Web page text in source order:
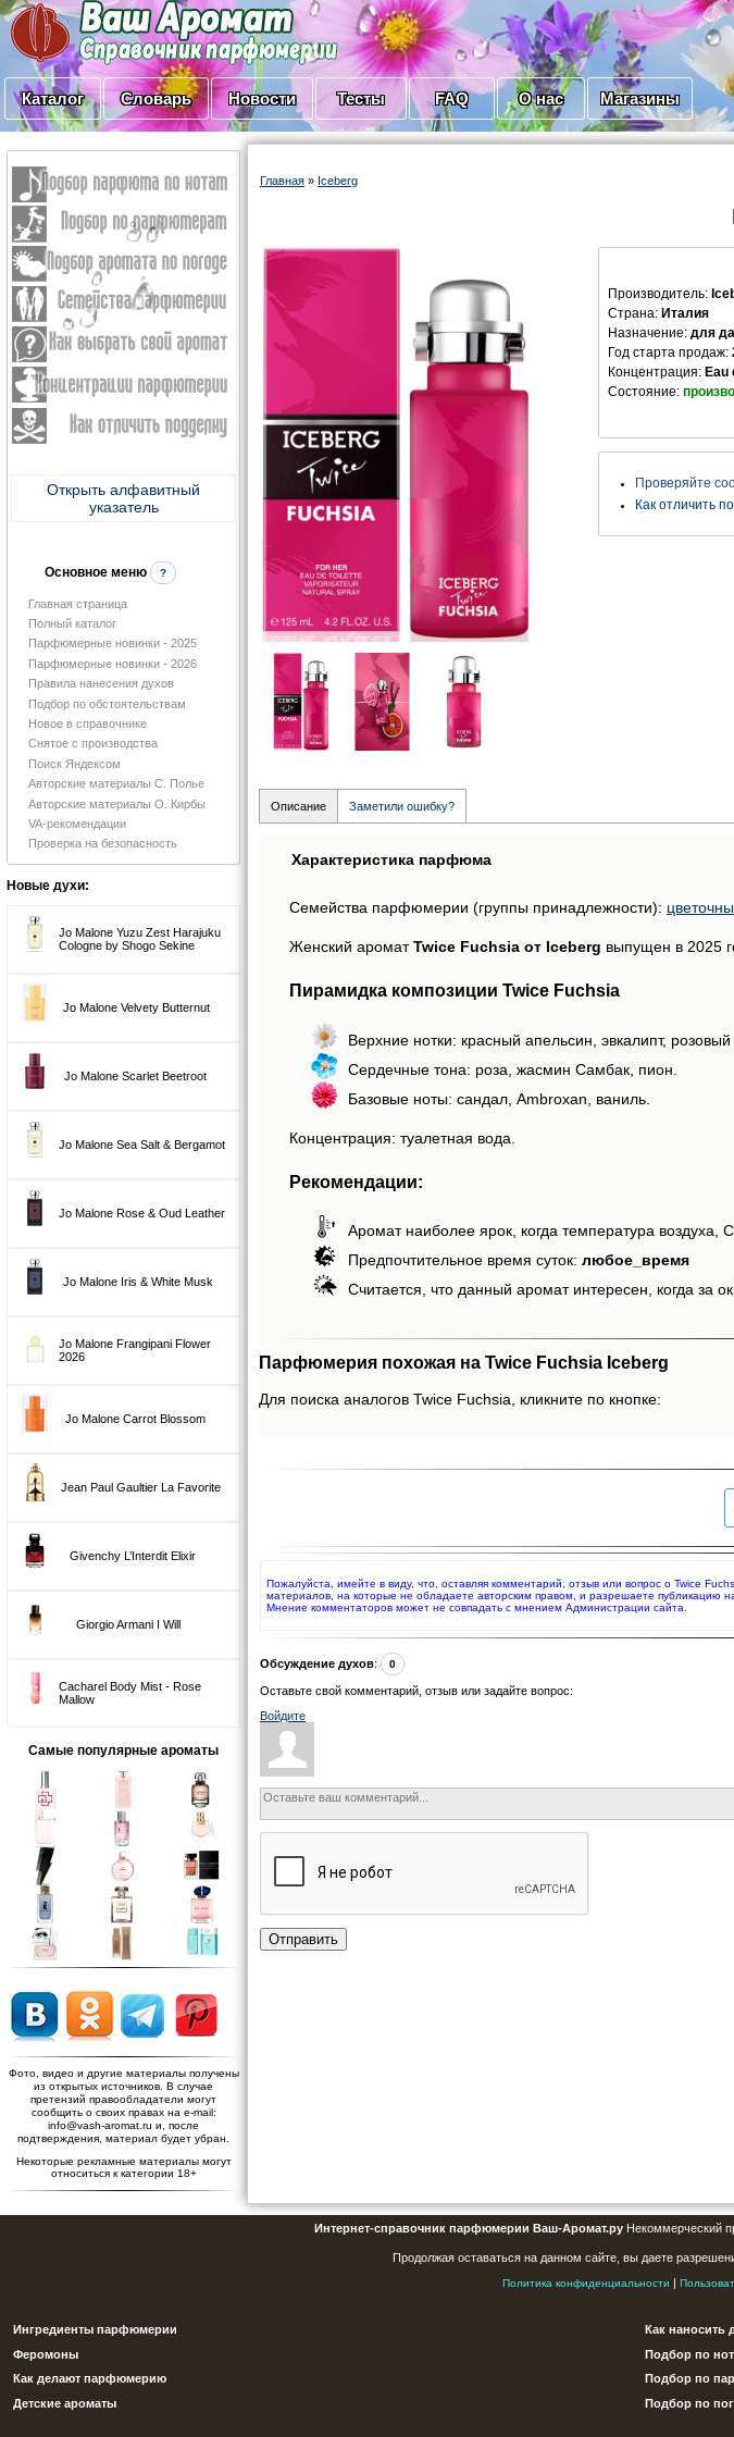
Каталог Словарь Новости Тесты FAQ О нас Магазины
Открыть алфавитный
указатель
Основное меню ?
Главная страница
Полный каталог
Парфюмерные новинки - 2025
Парфюмерные новинки - 2026
Правила нанесения духов
Подбор по обстоятельствам
Новое в справочнике
Снятое с производства
Поиск Яндексом
Авторские материалы С. Полье
Авторские материалы О. Кирбы
VA-рекомендации
Проверка на безопасность
Новые духи:
Jo Malone Yuzu Zest Harajuku
Cologne by Shogo Sekine
Jo Malone Velvety Butternut
Jo Malone Scarlet Beetroot
Jo Malone Sea Salt & Bergamot
Jo Malone Rose & Oud Leather
Jo Malone Iris & White Musk
Jo Malone Frangipani Flower
2026
Jo Malone Carrot Blossom
Jean Paul Gaultier La Favorite
Givenchy L’Interdit Elixir
Giorgio Armani I Will
Cacharel Body Mist - Rose
Mallow
Самые популярные ароматы
Фото, видео и другие материалы получены
из открытых источников. В случае
претензий правообладатели могут
сообщить о своих правах на e-mail:
info@vash-aromat.ru и, после
подтверждения, материал будет убран.
Некоторые рекламные материалы могут
относиться к категории 18+
Главная » Iceberg
Производитель:
Страна: Италия
Назначение: для
Год старта продаж:
Концентрация: Eau
Состояние:
Проверяйте
Как отличить
Описание Заметили ошибку?
Характеристика парфюма
Семейства парфюмерии (группы принадлежности):
Женский ароматTwice Fuchsia от Iceberg выпущен в 2025
Пирамидка композиции Twice Fuchsia
Верхние нотки: красный апельсин, эвкалипт,
Сердечные тона: роза, жасмин Самбак, пион.
Базовые ноты: сандал, Ambroxan, ваниль.
Концентрация: туалетная вода.
Рекомендации:
Аромат наиболее ярок, когда температура воздуха,
Предпочтительное время суток: любое_время
Считается, что данный аромат интересен, когда за
Парфюмерия похожая на Twice Fuchsia Iceberg
Для поиска аналогов Twice Fuchsia, кликните по кнопке:
Пожалуйста, имейте в виду, что, оставляя комментарий, отзыв или вопрос о Twice
материалов, на которые не обладаете авторским правом, и разрешаете публикацию
Мнение комментаторов может не совпадать с мнением Администрации сайта.
Обсуждение духов: 0
Оставьте свой комментарий, отзыв или задайте вопрос:
Войдите
Отправить
Интернет-справочник парфюмерии Ваш-Аромат.руНекоммерческий
Продолжая оставаться на данном сайте, вы даете
Политика конфиденциальности |
Ингредиенты парфюмерии
Феромоны
Как делают парфюмерию
Детские ароматы
Как наносить
Подбор по
Подбор по
Подбор по